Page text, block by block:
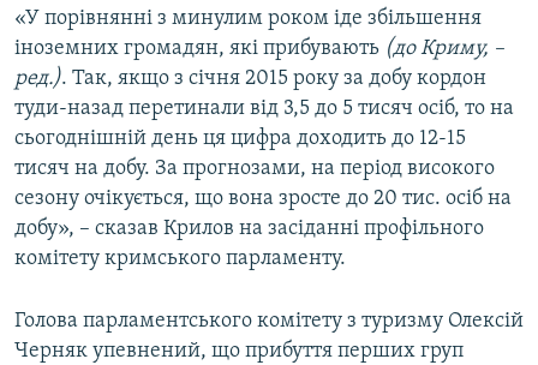
«У порівнянні з минулим роком іде збільшення
іноземних громадян, які прибувають (до Криму, –
ред.). Так, якщо з січня 2015 року за добу кордон
туди-назад перетинали від 3,5 до 5 тисяч осіб, то на
сьогоднішній день ця цифра доходить до 12-15
тисяч на добу. За прогнозами, на період високого
сезону очікується, що вона зросте до 20 тис. осіб на
добу», – сказав Крилов на засіданні профільного
комітету кримського парламенту.
Голова парламентського комітету з туризму Олексій
Черняк упевнений, що прибуття перших груп